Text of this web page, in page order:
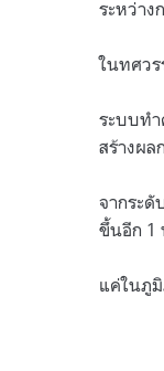
ระหว่า
ในทศว
ระบบทำ
สร้างผล
จากระดั
ขึ้นอีก 1
แค่ในภูมิ